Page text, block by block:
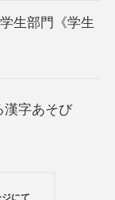
生部門《学生
漢字あそび
にて